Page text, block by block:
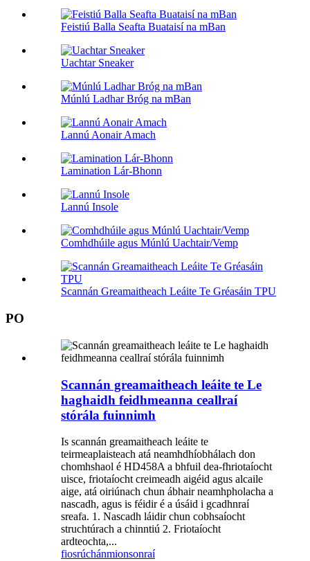
Feistiú Balla Seafta Buataisí na mBan
Uachtar Sneaker
Múnlú Ladhar Bróg na mBan
Lannú Aonair Amach
Lamination Lár-Bhonn
Lannú Insole
Comhdhúile agus Múnlú Uachtair/Vemp
Scannán Greamaitheach Leáite Te Gréasáin TPU
PO
Scannán greamaitheach leáite te Le
haghaidh feidhmeanna ceallraí
stórála fuinnimh
Is scannán greamaitheach leáite te
teirmeaplaisteach atá neamhdhíobhálach don
chomhshaol é HD458A a bhfuil dea-fhriotaíocht
uisce, friotaíocht creimeadh aigéid agus alcaile
aige, atá oiriúnach chun ábhair neamhpholacha a
nascadh, agus is féidir é a úsáid i gcadhnraí
sreafa. 1. Nascadh láidir chun cobhsaíocht
struchtúrach a chinntiú 2. Friotaíocht
ardteochta,...
fiosrúchánmionsonraí